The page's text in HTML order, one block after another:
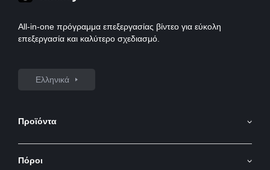
All-in-one πρόγραμμα επεξεργασίας βίντεο για εύκολη
επεξεργασία και καλύτερο σχεδιασμό.
Ελληνικά
Προϊόντα
Γεννήτρια Εικόνων AI
AI Εικόνα σε βίντεο
Πόροι